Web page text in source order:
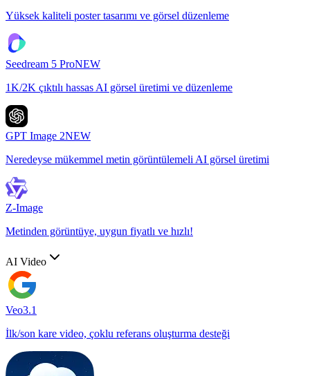
Yüksek kaliteli poster tasarımı ve görsel düzenleme
Seedream 5 ProNEW
1K/2K çıktılı hassas AI görsel üretimi ve düzenleme
GPT Image 2NEW
Neredeyse mükemmel metin görüntülemeli AI görsel üretimi
Z-Image
Metinden görüntüye, uygun fiyatlı ve hızlı!
AI Video
Veo3.1
İlk/son kare video, çoklu referans oluşturma desteği